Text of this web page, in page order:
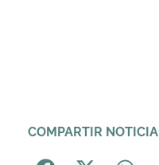
COMPARTIR NOTICIA